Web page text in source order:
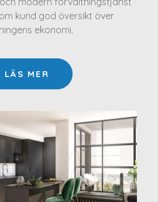
kund god översikt över
ekonomi.
LÄS MER